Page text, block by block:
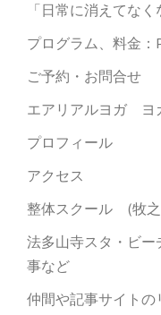
「日常に消えてな
プログラム、料金：
ご予約・お問合せ
エアリアルヨガ ヨ
プロフィール
アクセス
整体スクール (牧之
法多山寺スタ・ビ
事など
仲間や記事サイトの